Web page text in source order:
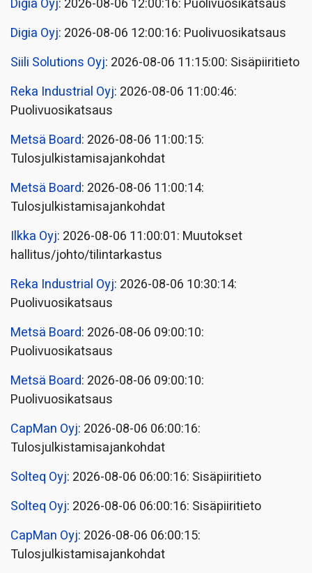
Digia Oyj: 2026-08-06 12:00:16: Puolivuosikatsaus
Digia Oyj: 2026-08-06 12:00:16: Puolivuosikatsaus
Siili Solutions Oyj: 2026-08-06 11:15:00: Sisäpiiritieto
Reka Industrial Oyj: 2026-08-06 11:00:46:
Puolivuosikatsaus
Metsä Board: 2026-08-06 11:00:15:
Tulosjulkistamisajankohdat
Metsä Board: 2026-08-06 11:00:14:
Tulosjulkistamisajankohdat
Ilkka Oyj: 2026-08-06 11:00:01: Muutokset
hallitus/johto/tilintarkastus
Reka Industrial Oyj: 2026-08-06 10:30:14:
Puolivuosikatsaus
Metsä Board: 2026-08-06 09:00:10:
Puolivuosikatsaus
Metsä Board: 2026-08-06 09:00:10:
Puolivuosikatsaus
CapMan Oyj: 2026-08-06 06:00:16:
Tulosjulkistamisajankohdat
Solteq Oyj: 2026-08-06 06:00:16: Sisäpiiritieto
Solteq Oyj: 2026-08-06 06:00:16: Sisäpiiritieto
CapMan Oyj: 2026-08-06 06:00:15:
Tulosjulkistamisajankohdat